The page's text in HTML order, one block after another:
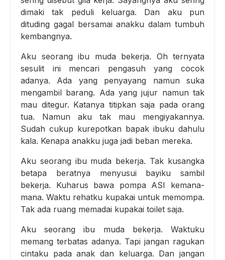
dimaki tak peduli keluarga. Dan aku pun
dituding gagal bersamai anakku dalam tumbuh
kembangnya.
Aku seorang ibu muda bekerja. Oh ternyata
sesulit ini mencari pengasuh yang cocok
adanya. Ada yang penyayang namun suka
mengambil barang. Ada yang jujur namun tak
mau ditegur. Katanya titipkan saja pada orang
tua. Namun aku tak mau mengiyakannya.
Sudah cukup kurepotkan bapak ibuku dahulu
kala. Kenapa anakku juga jadi beban mereka.
Aku seorang ibu muda bekerja. Tak kusangka
betapa beratnya menyusui bayiku sambil
bekerja. Kuharus bawa pompa ASI kemana-
mana. Waktu rehatku kupakai untuk memompa.
Tak ada ruang memadai kupakai toilet saja.
Aku seorang ibu muda bekerja. Waktuku
memang terbatas adanya. Tapi jangan ragukan
cintaku pada anak dan keluarga. Dan jangan